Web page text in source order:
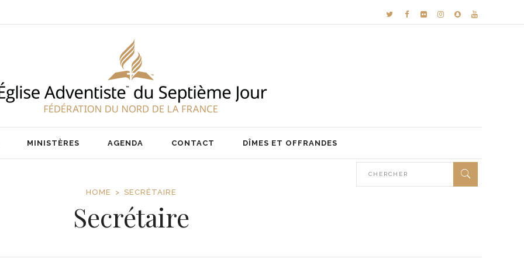
NOTRE ÉQUIPE
MINISTÈRES AGENDA CONTACT DÎMES ET OFFRANDES
NOTRE ÉQUIPE
HOME SECRÉTAIRE
Secrétaire